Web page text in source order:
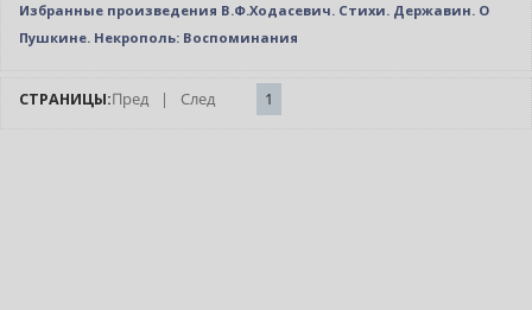
Избранные произведения В.Ф.Ходасевич. Стихи. Державин. О
Пушкине. Некрополь: Воспоминания
СТРАНИЦЫ:Пред | След 1